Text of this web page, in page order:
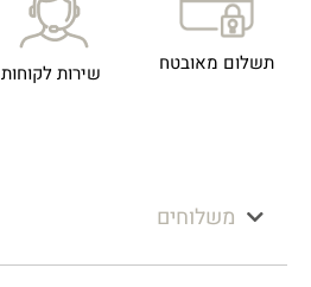
תשלום מאובטח שירות לקוחות
משלוחים